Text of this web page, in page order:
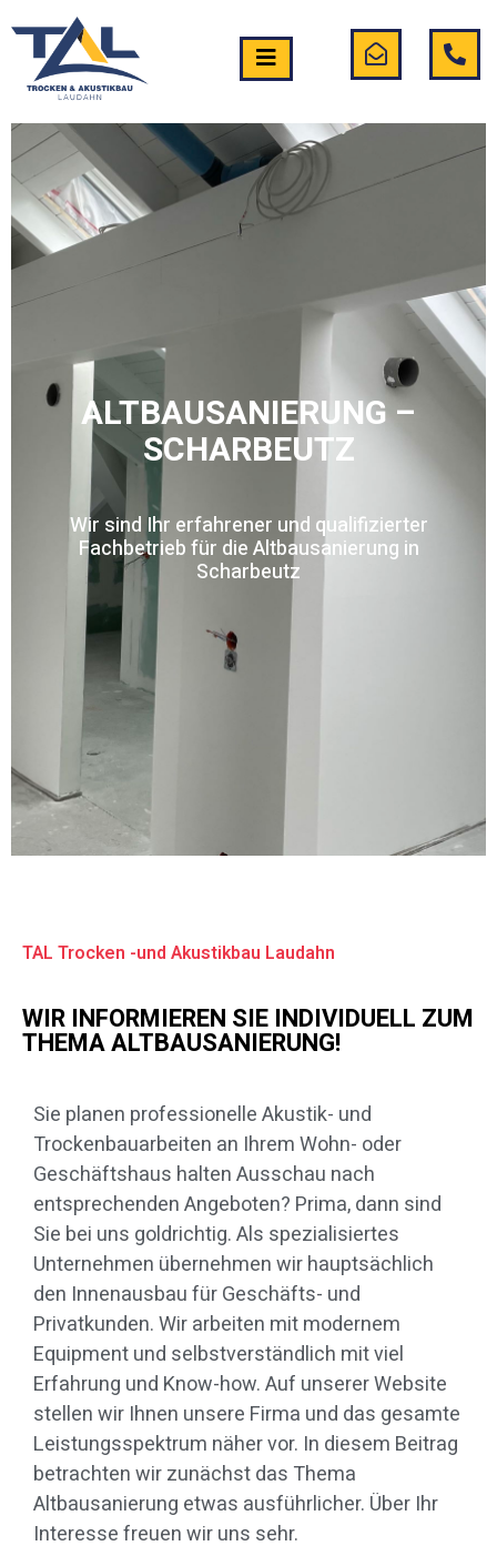
ALTBAUSANIERUNG –
SCHARBEUTZ
Wir sind Ihr erfahrener und qualifizierter
Fachbetrieb für die Altbausanierung in
Scharbeutz
TAL Trocken -und Akustikbau Laudahn
WIR INFORMIEREN SIE INDIVIDUELL ZUM
THEMA ALTBAUSANIERUNG!
Sie planen professionelle Akustik- und
Trockenbauarbeiten an Ihrem Wohn- oder
Geschäftshaus halten Ausschau nach
entsprechenden Angeboten? Prima, dann sind
Sie bei uns goldrichtig. Als spezialisiertes
Unternehmen übernehmen wir hauptsächlich
den Innenausbau für Geschäfts- und
Privatkunden. Wir arbeiten mit modernem
Equipment und selbstverständlich mit viel
Erfahrung und Know-how. Auf unserer Website
stellen wir Ihnen unsere Firma und das gesamte
Leistungsspektrum näher vor. In diesem Beitrag
betrachten wir zunächst das Thema
Altbausanierung etwas ausführlicher. Über Ihr
Interesse freuen wir uns sehr.